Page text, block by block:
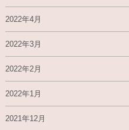
2022年4月
2022年3月
2022年2月
2022年1月
2021年12月